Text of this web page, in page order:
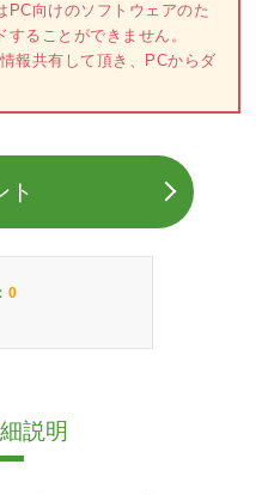
PC向けのソフトウェアのた
ることができません。
報共有して頂き、PCからダ
ト
0
説明